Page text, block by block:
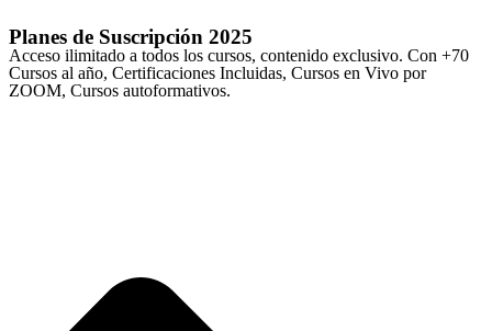
Planes de Suscripción 2025
Acceso ilimitado a todos los cursos, contenido exclusivo. Con +70
Cursos al año, Certificaciones Incluidas, Cursos en Vivo por
ZOOM, Cursos autoformativos.